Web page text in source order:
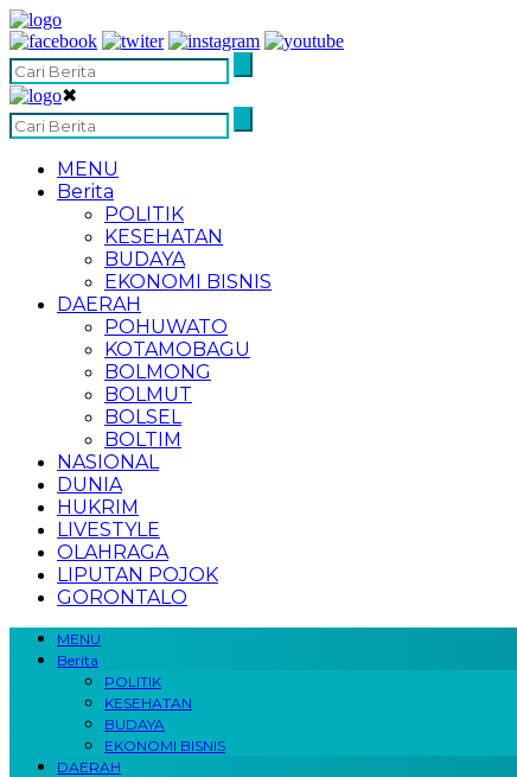
✖
MENU
Berita
POLITIK
KESEHATAN
BUDAYA
EKONOMI BISNIS
DAERAH
POHUWATO
KOTAMOBAGU
BOLMONG
BOLMUT
BOLSEL
BOLTIM
NASIONAL
DUNIA
HUKRIM
LIVESTYLE
OLAHRAGA
LIPUTAN POJOK
GORONTALO
MENU
Berita
POLITIK
KESEHATAN
BUDAYA
EKONOMI BISNIS
DAERAH